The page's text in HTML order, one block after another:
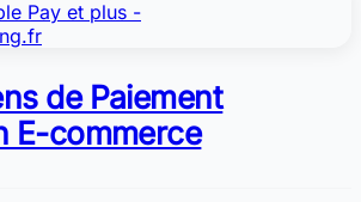
de Paiement
E-commerce